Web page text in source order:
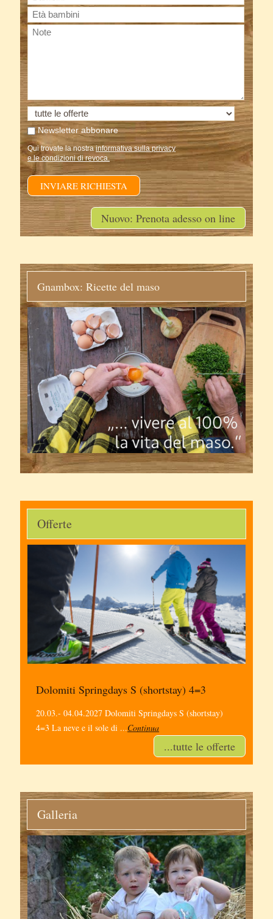
Newsletter abbonare
Qui trovate la nostrainformativa sulla privacy
e le condizioni di revoca.
INVIARE RICHIESTA
Nuovo: Prenota adesso on line
Gnambox: Ricette del maso
Offerte
Dolomiti Springdays S (shortstay) 4=3
20.03.- 04.04.2027 Dolomiti Springdays S (shortstay)
4=3 La neve e il sole di ...Continua
...tutte le offerte
Galleria